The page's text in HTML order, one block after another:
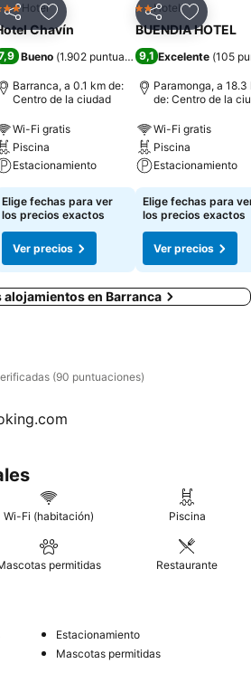
CompartirAgregar a favoritos
Estrellas
Hotel
Chavín
Bueno (1.902 puntuaciones)
Barranca, a 0.1 km de:
Centro de la ciudad
Wi-Fi gratis
Piscina
Estacionamiento
Elige fechas para ver
los precios exactos
Ver precios
CompartirAgregar
2 Estrellas
Hotel
BUENDIA HOTEL
9,1 Excelente (105
Paramonga, a 18.3
de: Centro de la
Wi-Fi gratis
Piscina
Estacionamiento
Elige fechas para
los precios exactos
Ver precios
alojamientos en Barranca
(90 puntuaciones)
Wi-Fi (habitación) Piscina
permitidas Restaurante
Estacionamiento
Mascotas permitidas